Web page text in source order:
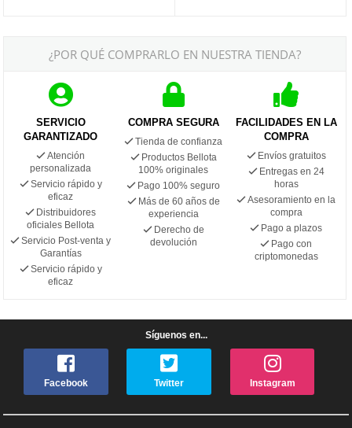
¿POR QUÉ COMPRARLO EN NUESTRA TIENDA?
SERVICIO
GARANTIZADO
Atención
personalizada
Servicio rápido y
eficaz
Distribuidores
oficiales Bellota
Servicio Post-venta y
Garantías
Servicio rápido y
eficaz
COMPRA SEGURA
Tienda de confianza
Productos Bellota
100% originales
Pago 100% seguro
Más de 60 años de
experiencia
Derecho de
devolución
FACILIDADES EN LA
COMPRA
Envíos gratuitos
Entregas en 24
horas
Asesoramiento en la
compra
Pago a plazos
Pago con
criptomonedas
Síguenos en...
Facebook Twitter Instagram